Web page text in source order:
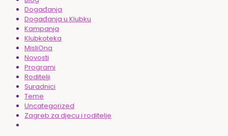
Događanja
Događanja u Klubku
Kampanja
Klubkoteka
MisliOna
Novosti
Programi
Roditelji
Suradnici
Teme
Uncategorized
Zagreb za djecu i roditelje